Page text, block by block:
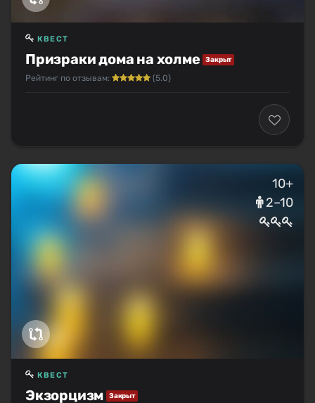
Призраки дома на холме Закрыт
КВЕСТ
Рейтинг по отзывам: (5.0)
10+
2–10
Экзорцизм Закрыт
КВЕСТ